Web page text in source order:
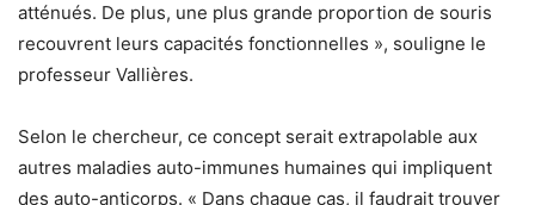
atténués. De plus, une plus grande proportion de souris
recouvrent leurs capacités fonctionnelles », souligne le
professeur Vallières.
Selon le chercheur, ce concept serait extrapolable aux
autres maladies auto-immunes humaines qui impliquent
des auto-anticorps. « Dans chaque cas, il faudrait trouver